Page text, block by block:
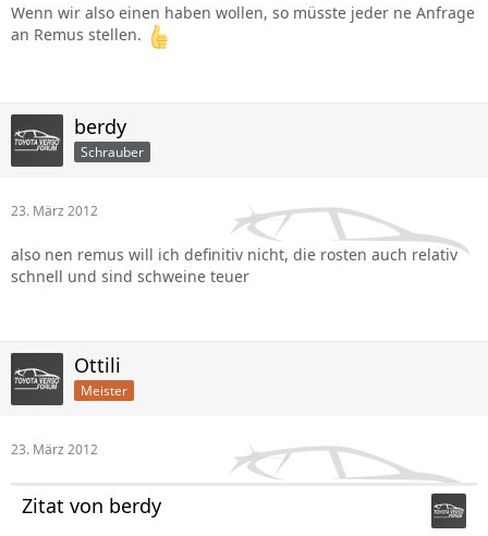
Wenn wir also einen haben wollen, so müsste jeder ne Anfrage
an Remus stellen.
berdy
Schrauber
23. März 2012
also nen remus will ich definitiv nicht, die rosten auch relativ
schnell und sind schweine teuer
Ottili
Meister
23. März 2012
Zitat von berdy